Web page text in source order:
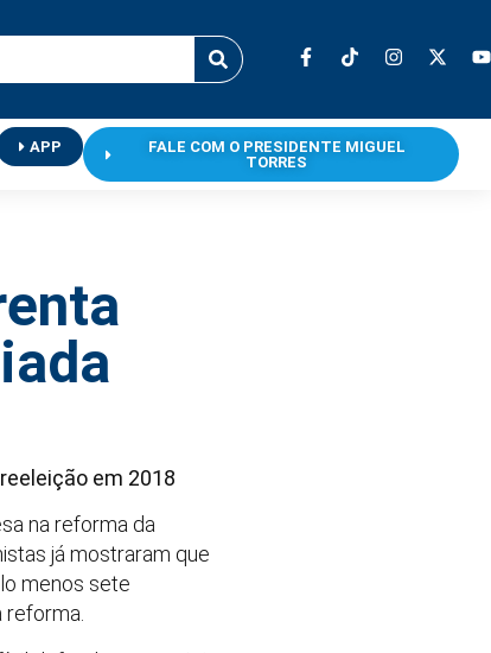
APP
FALE COM O PRESIDENTE MIGUEL
TORRES
em 2018
na reforma da
já mostraram que
menos sete
reforma.